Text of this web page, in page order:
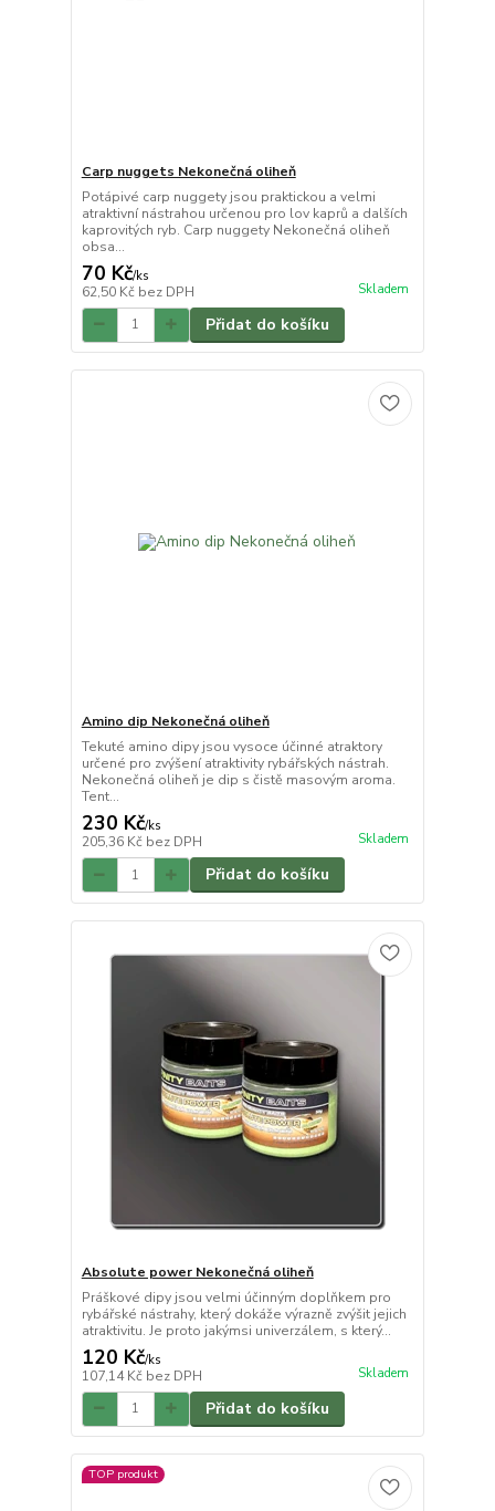
Carp nuggets Nekonečná oliheň
Potápivé carp nuggety jsou praktickou a velmi
atraktivní nástrahou určenou pro lov kaprů a dalších
kaprovitých ryb. Carp nuggety Nekonečná oliheň
obsa...
70 Kč/ks
62,50 Kč bez DPH Skladem
Přidat do košíku
Amino dip Nekonečná oliheň
Tekuté amino dipy jsou vysoce účinné atraktory
určené pro zvýšení atraktivity rybářských nástrah.
Nekonečná oliheň je dip s čistě masovým aroma.
Tent...
230 Kč/ks
205,36 Kč bez DPH Skladem
Přidat do košíku
Absolute power Nekonečná oliheň
Práškové dipy jsou velmi účinným doplňkem pro
rybářské nástrahy, který dokáže výrazně zvýšit jejich
atraktivitu. Je proto jakýmsi univerzálem, s který...
120 Kč/ks
107,14 Kč bez DPH Skladem
Přidat do košíku
TOP produkt